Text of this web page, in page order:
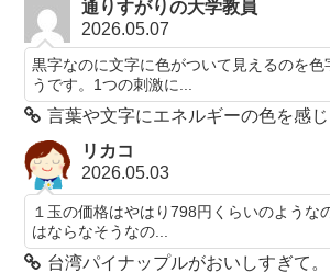
通りすがりの大学教員
2026.05.07
黒字なのに文字に色がついて見えるのを色
うです。1つの刺激に...
言葉や文字にエネルギーの色を感じ
リカコ
2026.05.03
１玉の価格はやはり798円くらいのよう
はならなそうなの...
台湾パイナップルがおいしすぎて。